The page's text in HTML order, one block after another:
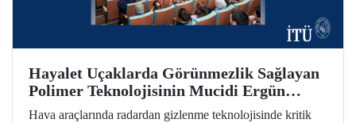
Hayalet Uçaklarda Görünmezlik Sağlayan
Polimer Teknolojisinin Mucidi Ergün
Kırlıkovalı, İTÜ’deydi
Hava araçlarında radardan gizlenme teknolojisinde kritik